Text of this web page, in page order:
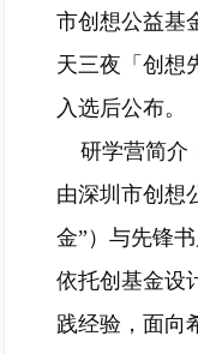
市创想公益基
天三夜「创想
入选后公布。
研学营简介
由深圳市创想
金”）与先锋
依托创基金设
践经验，面向